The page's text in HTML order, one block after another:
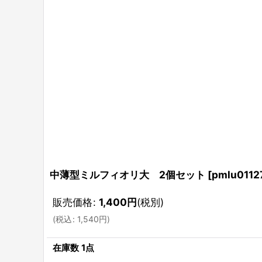
中薄型ミルフィオリ大 2個セット [
販売価格: 1,400円(税別)
(税込: 1,540円)
在庫数 1点